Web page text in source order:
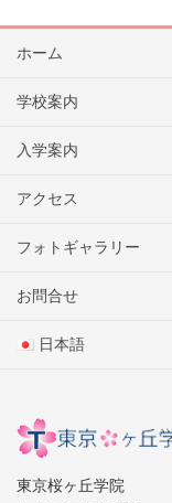
ホーム
学校案内
入学案内
アクセス
フォトギャラリー
お問合せ
日本語
東京桜ヶ丘学院